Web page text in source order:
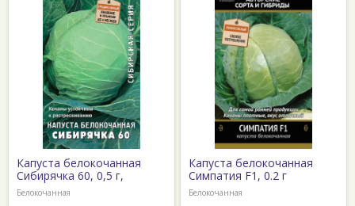
Капуста белокочанная
Сибирячка 60, 0,5 г,
Белокочанная
Капуста белокочанная
Симпатия F1, 0.2 г
Белокочанная